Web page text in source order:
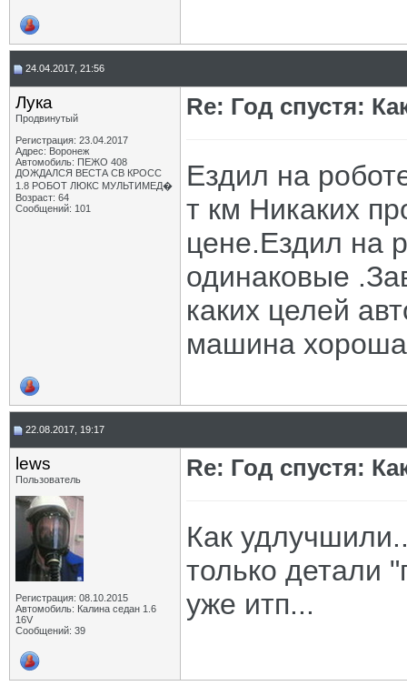
24.04.2017, 21:56
Лука
Продвинутый
Регистрация: 23.04.2017
Адрес: Воронеж
Автомобиль: ПЕЖО 408
ДОЖДАЛСЯ ВЕСТА СВ КРОСС
1.8 РОБОТ ЛЮКС МУЛЬТИМЕД�
Возраст: 64
Сообщений: 101
Re: Год спустя:
Ездил на
т км Никаких
цене.Ездил на
одинаковые
каких целей
машина
22.08.2017, 19:17
lews
Пользователь
Регистрация: 08.10.2015
Автомобиль: Калина седан 1.6
16V
Сообщений: 39
Re: Год спустя:
Как
только детали
уже итп...